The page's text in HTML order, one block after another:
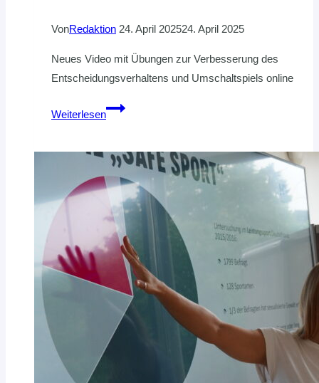
VonRedaktion 24. April 202524. April 2025
Neues Video mit Übungen zur Verbesserung des
Entscheidungsverhaltens und Umschaltspiels online
Weiterlesen
Klaus-
Im
Handball
muss
es
passen